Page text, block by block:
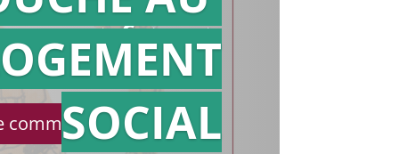
référé
communiqué de presse
SOCIAL